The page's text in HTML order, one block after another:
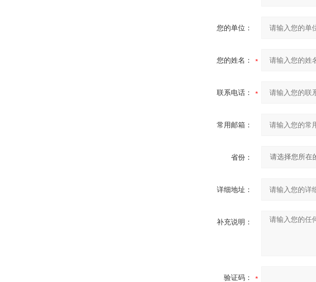
您的单位：
您的姓名：
联系电话：
常用邮箱：
省份：
详细地址：
补充说明：
验证码：